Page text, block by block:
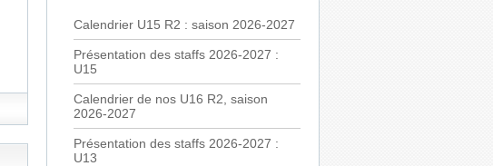
Calendrier U15 R2 : saison 2026-2027
Présentation des staffs 2026-2027 :
U15
Calendrier de nos U16 R2, saison
2026-2027
Présentation des staffs 2026-2027 :
U13